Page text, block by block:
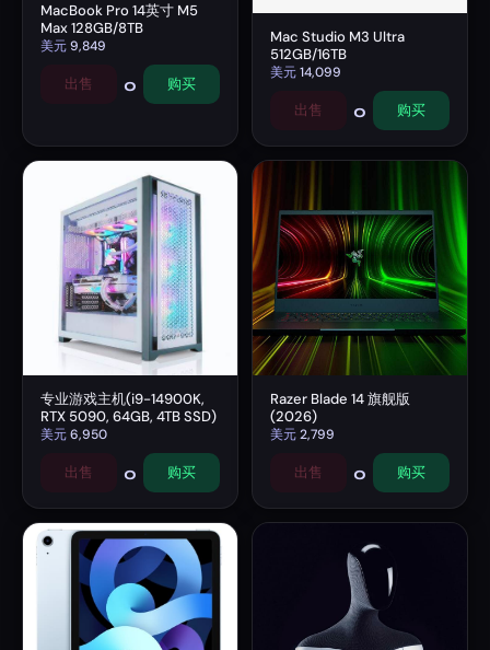
MacBook Pro 14英寸 M5
Max 128GB/8TB
美元9,849
出售 0 购买
Mac Studio M3 Ultra
512GB/16TB
美元14,099
出售 0 购买
专业游戏主机(i9-14900K,
RTX 5090, 64GB, 4TB SSD)
美元6,950
出售 0 购买
Razer Blade 14 旗舰版
(2026)
美元2,799
出售 0 购买